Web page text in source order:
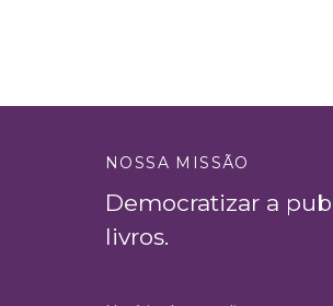
NOSSA MISSÃO
Democratizar a
livros.